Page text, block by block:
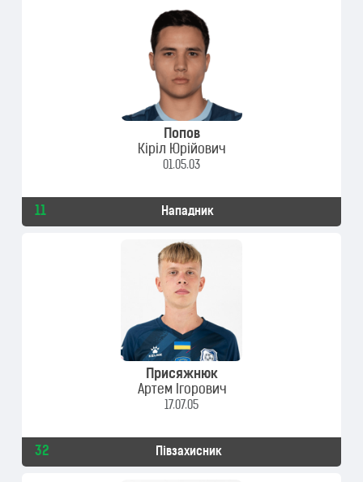
Попов
Кіріл Юрійович
01.05.03
11 Нападник
Присяжнюк
Артем Ігорович
17.07.05
32 Півзахисник